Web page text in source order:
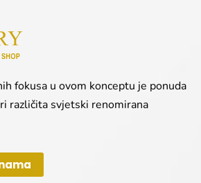
fokusa u ovom konceptu je ponuda
različita svjetski renomirana